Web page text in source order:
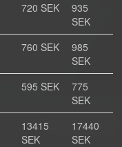
720 SEK
935
SEK
760 SEK
985
SEK
595 SEK
775
SEK
13415
SEK
17440
SEK